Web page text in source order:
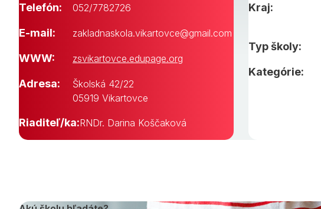
Telefón: 052/7782726
E-mail: zakladnaskola.vikartovce@gmail.com
WWW: zsvikartovce.edupage.org
Adresa:
Školská 42/22
05919 Vikartovce
Riaditeľ/ka:RNDr. Darina Koščaková
Kraj:
Typ školy:
Kategórie: